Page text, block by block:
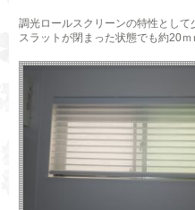
調光ロールスクリーンの特性として
スラットが閉まった状態でも約20ｍ